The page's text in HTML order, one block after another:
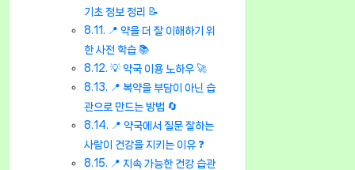
기초 정보 정리 📝
📍 약을 더 잘 이해하기 위
한 사전 학습 📚
💡 약국 이용 노하우 🚀
📍 복약을 부담이 아닌 습
관으로 만드는 방법 🔄
📍 약국에서 질문 잘하는
사람이 건강을 지키는 이유 ❓
📍 지속 가능한 건강 습관